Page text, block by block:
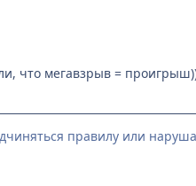
что мегавзрыв =
правилу или